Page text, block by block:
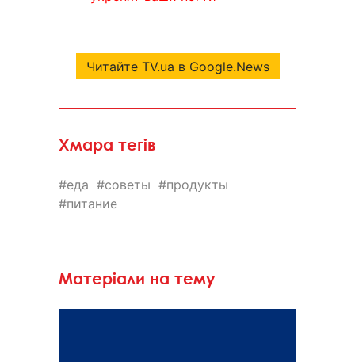
Читайте TV.ua в Google.News
Хмара тегів
еда советы
продукты
питание
Матеріали на тему